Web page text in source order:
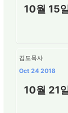
10월 15
김도목사
Oct 24 2018
10월 21